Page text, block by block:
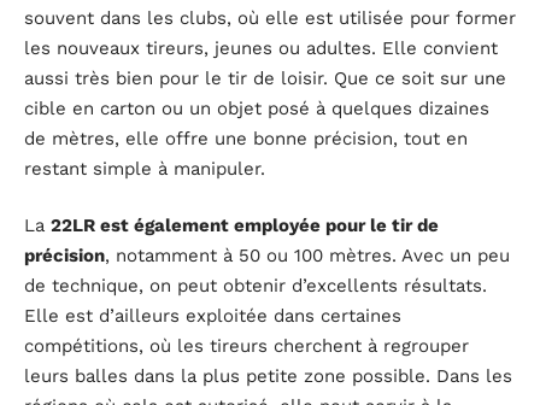
souvent dans les clubs, où elle est utilisée pour former
les nouveaux tireurs, jeunes ou adultes. Elle convient
aussi très bien pour le tir de loisir. Que ce soit sur une
cible en carton ou un objet posé à quelques dizaines
de mètres, elle offre une bonne précision, tout en
restant simple à manipuler.
La 22LR est également employée pour le tir de
précision, notamment à 50 ou 100 mètres. Avec un peu
de technique, on peut obtenir d’excellents résultats.
Elle est d’ailleurs exploitée dans certaines
compétitions, où les tireurs cherchent à regrouper
leurs balles dans la plus petite zone possible. Dans les